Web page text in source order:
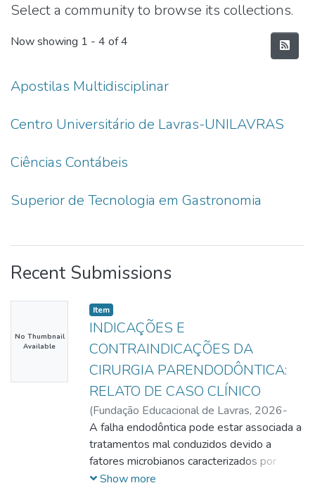
Select a community to browse its collections.
Now showing 1 - 4 of 4
Apostilas Multidisciplinar
Centro Universitário de Lavras-UNILAVRAS
Ciências Contábeis
Superior de Tecnologia em Gastronomia
Recent Submissions
No Thumbnail
Available
Item
INDICAÇÕES E
CONTRAINDICAÇÕES DA
CIRURGIA PARENDODÔNTICA:
RELATO DE CASO CLÍNICO
(Fundação Educacional de Lavras, 2026-
03-06)Cappuccio, Karolaine Azara
A falha endodôntica pode estar associada a
tratamentos mal conduzidos devido a
fatores microbianos caracterizados por
infecções intra ou extrarradiculares não
Show more